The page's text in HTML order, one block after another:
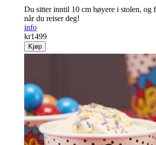
Du sitter inntil 10 cm høyere i stolen, og
når du reiser deg!
info
kr1499
Kjøp